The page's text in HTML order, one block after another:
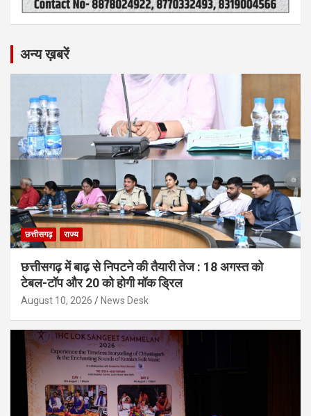
अन्य ख़बरें
छत्तीसगढ़ राज्य
छत्तीसगढ़ में बाढ़ से निपटने की तैयारी तेज : 18 अगस्त को
टेबल-टॉप और 20 को होगी मॉक ड्रिल
August 10, 2026 News Desk